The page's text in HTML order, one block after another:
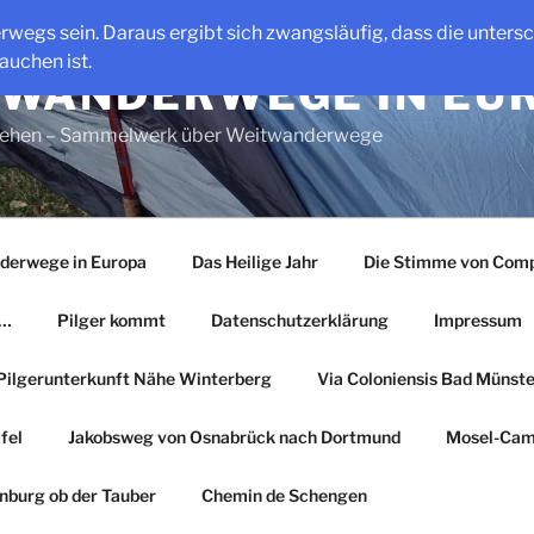
sein. Daraus ergibt sich zwangsläufig, dass die
ist.
IN
– Sammelwerk über Weitwanderwege
in Europa Das Heilige Jahr Die Stimme von
Pilger kommt Datenschutzerklärung Impressum
Nähe Winterberg Via Coloniensis Bad
Jakobsweg von Osnabrück nach Dortmund Mosel-
ob der Tauber Chemin de Schengen